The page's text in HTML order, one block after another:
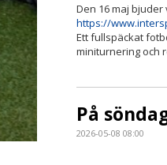
Den 16 maj bjuder
https://
Ett fullspäckat
miniturnering och
På
2026-05-08 08:00